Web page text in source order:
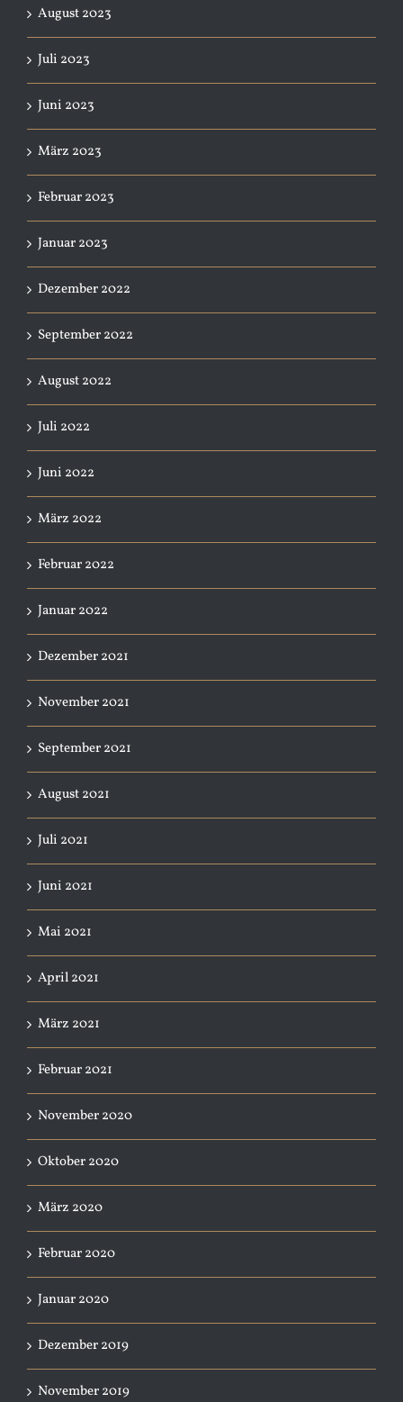
August 2023
Juli 2023
Juni 2023
März 2023
Februar 2023
Januar 2023
Dezember 2022
September 2022
August 2022
Juli 2022
Juni 2022
März 2022
Februar 2022
Januar 2022
Dezember 2021
November 2021
September 2021
August 2021
Juli 2021
Juni 2021
Mai 2021
April 2021
März 2021
Februar 2021
November 2020
Oktober 2020
März 2020
Februar 2020
Januar 2020
Dezember 2019
November 2019